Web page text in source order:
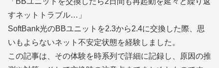
すネットトラブル…」
SoftBank光のBBユニットを2.3から2.4に交換した際、思
いもよらないネット不安定状態を経験しました。
この記事は、その体験を時系列で詳細に記録し、原因の推